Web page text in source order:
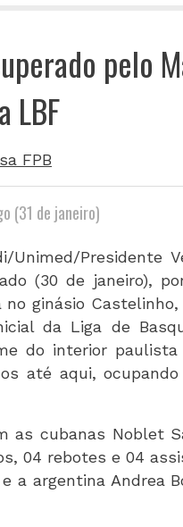
pelo
LBF
FPB
(31 de janeiro)
Unimed/Presidente
(30 de janeiro),
ginásio
da Liga de
do interior
até aqui,
as cubanas Noblet
04 rebotes e 04
a argentina Andrea